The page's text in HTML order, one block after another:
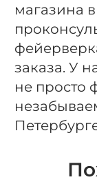
магазина
заказа. У
не просто